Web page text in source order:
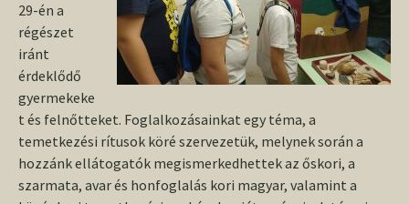
29-én a
régészet
iránt
érdeklődő
gyermekeke
t és felnőtteket. Foglalkozásainkat egy téma, a
temetkezési rítusok köré szervezetük, melynek során a
hozzánk ellátogatók megismerkedhettek az őskori, a
szarmata, avar és honfoglalás kori magyar, valamint a